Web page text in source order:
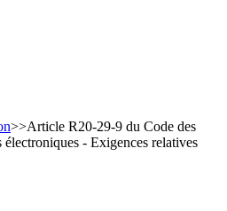
>>Article R20-29-9 du Code des
électroniques - Exigences relatives